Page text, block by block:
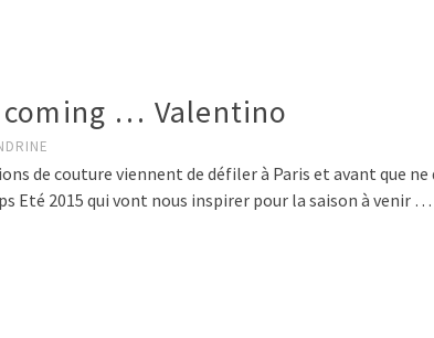
… Valentino
de couture viennent de défiler à Paris et avant que
Eté 2015 qui vont nous inspirer pour la saison à venir